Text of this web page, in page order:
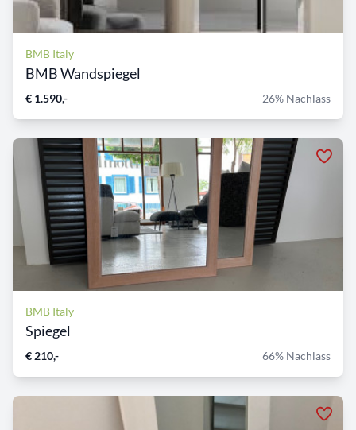
BMB Italy
BMB Wandspiegel
€ 1.590,- 26% Nachlass
BMB Italy
Spiegel
€ 210,- 66% Nachlass